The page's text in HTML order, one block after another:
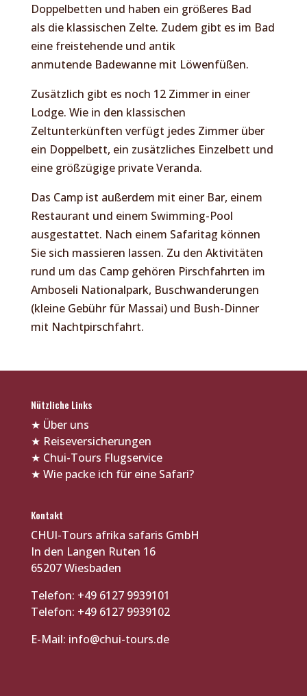
Doppelbetten und haben ein größeres Bad
als die klassischen Zelte. Zudem gibt es im Bad
eine freistehende und antik
anmutende Badewanne mit Löwenfüßen.
Zusätzlich gibt es noch 12 Zimmer in einer
Lodge. Wie in den klassischen
Zeltunterkünften verfügt jedes Zimmer über
ein Doppelbett, ein zusätzliches Einzelbett und
eine größzügige private Veranda.
Das Camp ist außerdem mit einer Bar, einem
Restaurant und einem Swimming-Pool
ausgestattet. Nach einem Safaritag können
Sie sich massieren lassen. Zu den Aktivitäten
rund um das Camp gehören Pirschfahrten im
Amboseli Nationalpark, Buschwanderungen
(kleine Gebühr für Massai) und Bush-Dinner
mit Nachtpirschfahrt.
Nützliche Links
★ Über uns
★ Reiseversicherungen
★ Chui-Tours Flugservice
★ Wie packe ich für eine Safari?
Kontakt
CHUI-Tours afrika safaris GmbH
In den Langen Ruten 16
65207 Wiesbaden
Telefon: +49 6127 9939101
Telefon: +49 6127 9939102
E-Mail: info@chui-tours.de